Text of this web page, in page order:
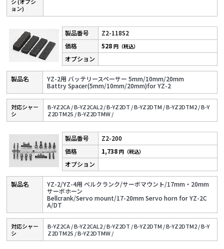
ョン)
Z2-118S2
YZ-2用 バッテリースペーサー 5mm/10mm/20mm
Battry Spacer(5mm/10mm/20mm)for YZ-2
528円（税込）
対応シャー
シ
B-YZ2CA /B-YZ2CAL2 /B-YZ2DT /B-YZ2DTM /B-YZ2DTM2 /B-Y
Z2DTM2S /B-YZ2DTMW /
Z2-200
YZ-2/YZ-4用 ベルクランク/サーボマウント/17mm・20mm
サーボホーン
Bellcrank/Servo mount/17-20mm Servo horn for YZ-2C
A/DT
1,738円（税込）
対応シャー
シ
B-YZ2CA /B-YZ2CAL2 /B-YZ2DT /B-YZ2DTM /B-YZ2DTM2 /B-Y
Z2DTM2S /B-YZ2DTMW /